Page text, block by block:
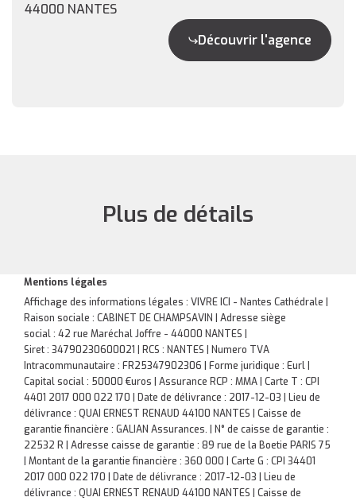
44000 NANTES
Découvrir l'agence
Plus de détails
Mentions légales
Affichage des informations légales : VIVRE ICI - Nantes Cathédrale |
Raison sociale : CABINET DE CHAMPSAVIN | Adresse siège
social : 42 rue Maréchal Joffre - 44000 NANTES |
Siret : 34790230600021 | RCS : NANTES | Numero TVA
Intracommunautaire : FR25347902306 | Forme juridique : Eurl |
Capital social : 50000 €uros | Assurance RCP : MMA | Carte T : CPI
4401 2017 000 022 170 | Date de délivrance : 2017-12-03 | Lieu de
délivrance : QUAI ERNEST RENAUD 44100 NANTES | Caisse de
garantie financière : GALIAN Assurances. | N° de caisse de garantie :
22532 R | Adresse caisse de garantie : 89 rue de la Boetie PARIS 75
| Montant de la garantie financière : 360 000 | Carte G : CPI 34401
2017 000 022 170 | Date de délivrance : 2017-12-03 | Lieu de
délivrance : QUAI ERNEST RENAUD 44100 NANTES | Caisse de